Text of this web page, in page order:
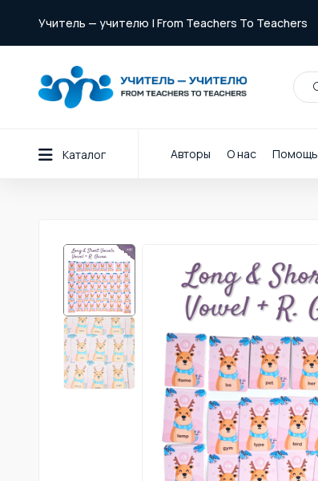
Учитель — учителю | From Teachers To Teachers
Каталог Авторы О нас Помощь